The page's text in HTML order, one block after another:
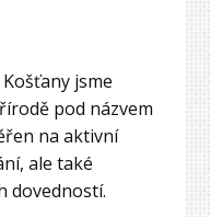
Košťany jsme
pod názvem
na aktivní
ale také
dovedností.